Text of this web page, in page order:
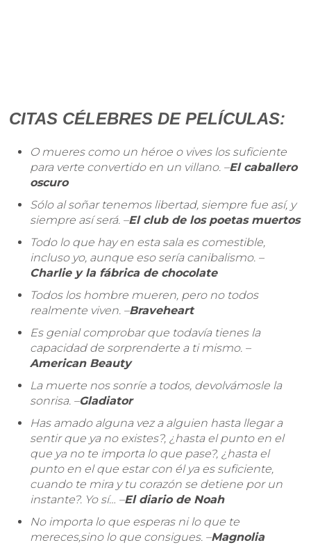
CITAS CÉLEBRES DE PELÍCULAS:
O mueres como un héroe o vives los suficiente
para verte convertido en un villano. –El caballero
oscuro
Sólo al soñar tenemos libertad, siempre fue así, y
siempre así será. –El club de los poetas muertos
Todo lo que hay en esta sala es comestible,
incluso yo, aunque eso sería canibalismo. –
Charlie y la fábrica de chocolate
Todos los hombre mueren, pero no todos
realmente viven. –Braveheart
Es genial comprobar que todavía tienes la
capacidad de sorprenderte a ti mismo. –
American Beauty
La muerte nos sonríe a todos, devolvámosle la
sonrisa. –Gladiator
Has amado alguna vez a alguien hasta llegar a
sentir que ya no existes?, ¿hasta el punto en el
que ya no te importa lo que pase?, ¿hasta el
punto en el que estar con él ya es suficiente,
cuando te mira y tu corazón se detiene por un
instante?. Yo sí… –El diario de Noah
No importa lo que esperas ni lo que te
mereces,sino lo que consigues. –Magnolia